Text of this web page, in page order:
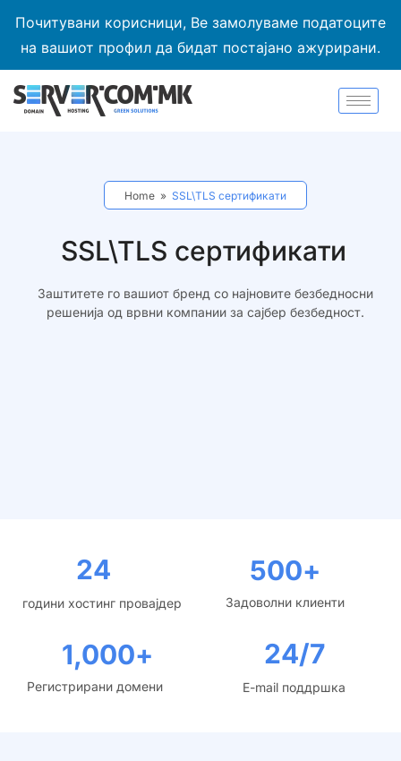
Почитувани корисници, Ве замолуваме податоците
на вашиот профил да бидат постајано ажурирани.
Home» SSL\TLS сертификати
SSL\TLS сертификати
Заштитете го вашиот бренд со најновите безбедносни
решенија од врвни компании за сајбер безбедност.
24
години хостинг провајдер
500+
Задоволни клиенти
1,000+
Регистрирани домени
24/7
E-mail поддршка